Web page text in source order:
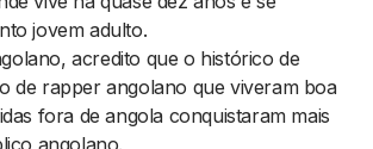
jovem adulto.
acredito que o histórico de
de rapper angolano que viveram boa
fora de angola conquistaram mais
angolano.